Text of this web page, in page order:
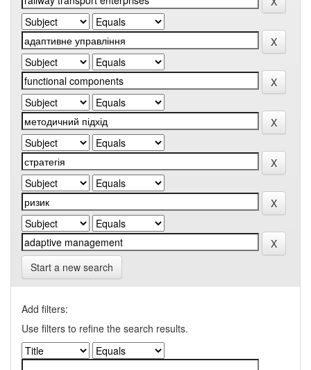
Start a new search
Add filters:
Use filters to refine the search results.